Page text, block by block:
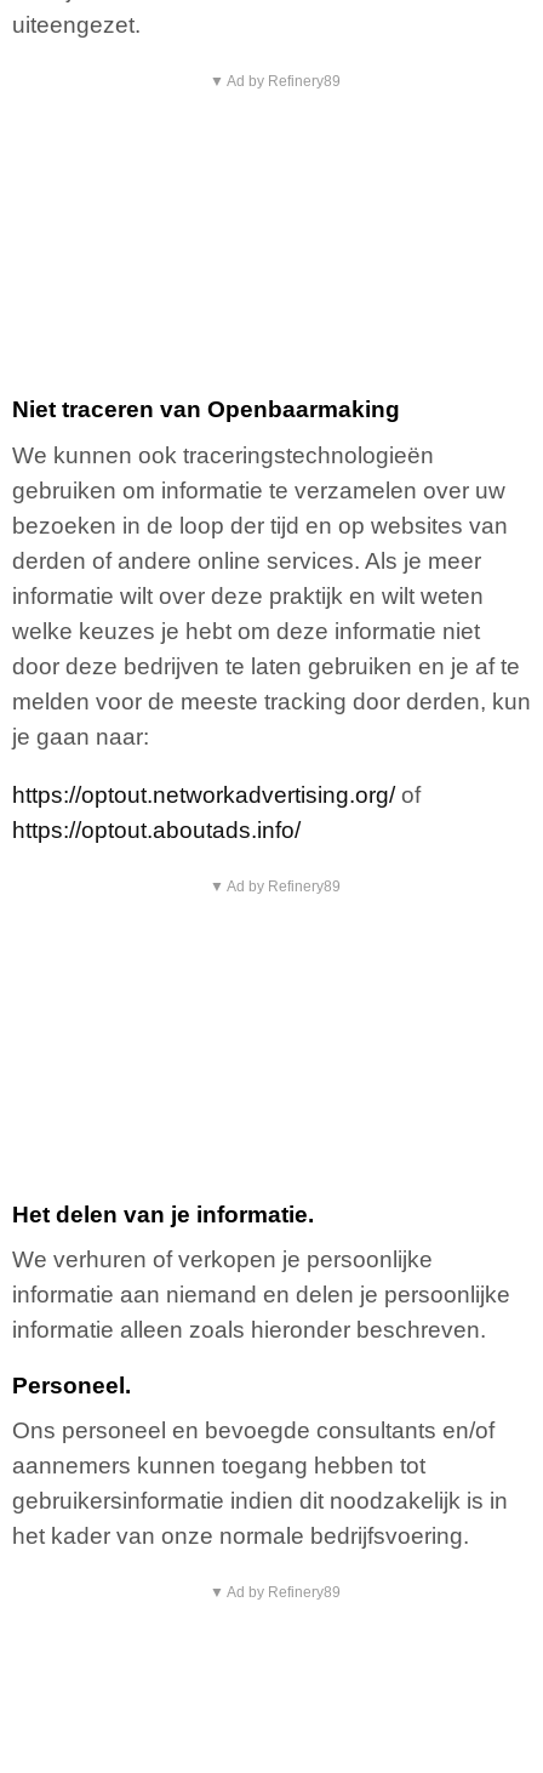
uiteengezet.
▼ Ad by Refinery89
Niet traceren van Openbaarmaking
We kunnen ook traceringstechnologieën
gebruiken om informatie te verzamelen over uw
bezoeken in de loop der tijd en op websites van
derden of andere online services. Als je meer
informatie wilt over deze praktijk en wilt weten
welke keuzes je hebt om deze informatie niet
door deze bedrijven te laten gebruiken en je af te
melden voor de meeste tracking door derden, kun
je gaan naar:
https://optout.networkadvertising.org/of
https://optout.aboutads.info/
▼ Ad by Refinery89
Het delen van je informatie.
We verhuren of verkopen je persoonlijke
informatie aan niemand en delen je persoonlijke
informatie alleen zoals hieronder beschreven.
Personeel.
Ons personeel en bevoegde consultants en/of
aannemers kunnen toegang hebben tot
gebruikersinformatie indien dit noodzakelijk is in
het kader van onze normale bedrijfsvoering.
▼ Ad by Refinery89